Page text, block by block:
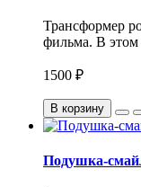
Трансформер
фильма. В этом
1500 ₽
В корзину
Подушка-